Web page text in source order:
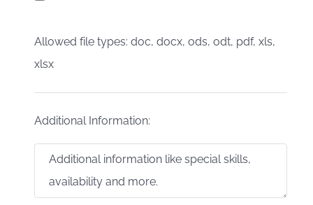
Allowed file types: doc, docx, ods, odt, pdf, xls,
xlsx
Additional Information: